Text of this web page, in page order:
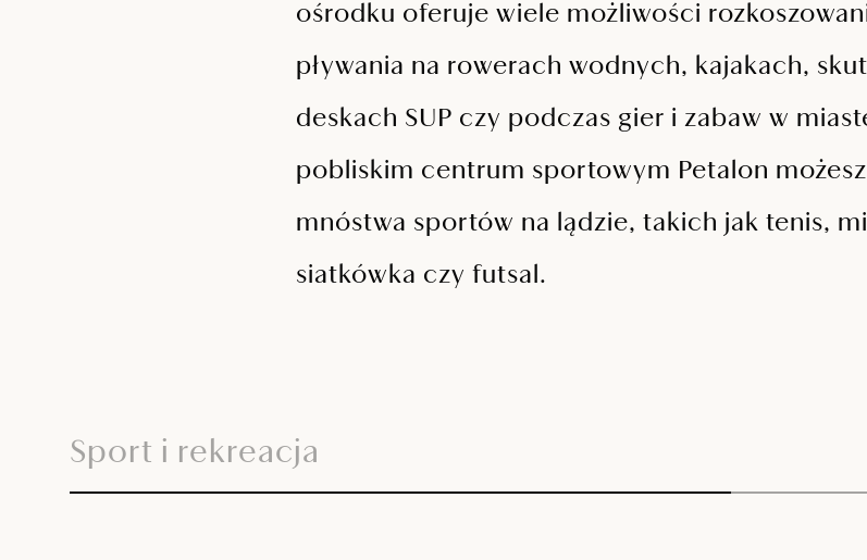
ośrodku oferuje wiele możliwości
pływania na rowerach wodnych, kajakach,
deskach SUP czy podczas gier i zabaw w
pobliskim centrum sportowym Petalon
mnóstwa sportów na lądzie, takich jak tenis,
siatkówka czy futsal.
Sport i rekreacja